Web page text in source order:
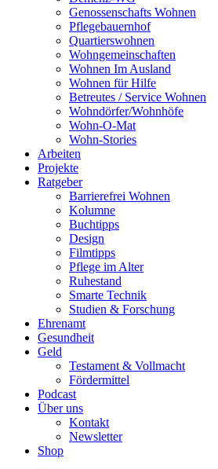
Genossenschafts Wohnen
Pflegebauernhof
Quartierswohnen
Wohngemeinschaften
Wohnen Im Ausland
Wohnen für Hilfe
Betreutes / Service Wohnen
Wohndörfer/Wohnhöfe
Wohn-O-Mat
Wohn-Stories
Arbeiten
Projekte
Ratgeber
Barrierefrei Wohnen
Kolumne
Buchtipps
Design
Filmtipps
Pflege im Alter
Ruhestand
Smarte Technik
Studien & Forschung
Ehrenamt
Gesundheit
Geld
Testament & Vollmacht
Fördermittel
Podcast
Über uns
Kontakt
Newsletter
Shop